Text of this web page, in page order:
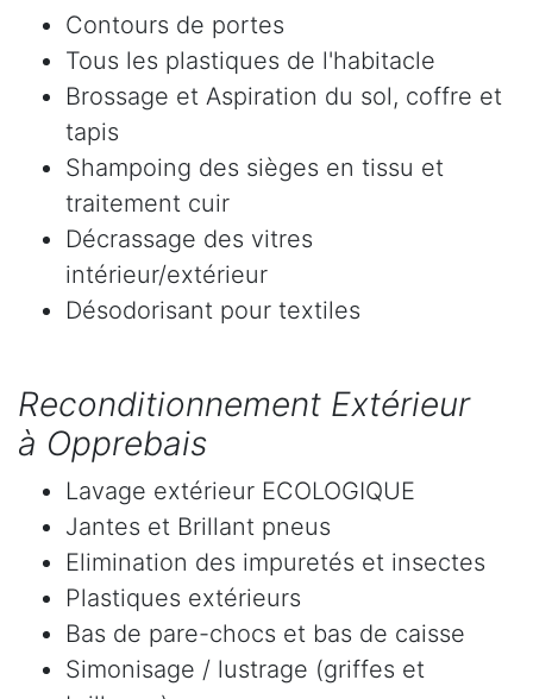
Contours de portes
Tous les plastiques de l'habitacle
Brossage et Aspiration du sol, coffre et
tapis
Shampoing des sièges en tissu et
traitement cuir
Décrassage des vitres
intérieur/extérieur
Désodorisant pour textiles
Reconditionnement Extérieur
à Opprebais
Lavage extérieur ECOLOGIQUE
Jantes et Brillant pneus
Elimination des impuretés et insectes
Plastiques extérieurs
Bas de pare-chocs et bas de caisse
Simonisage / lustrage (griffes et